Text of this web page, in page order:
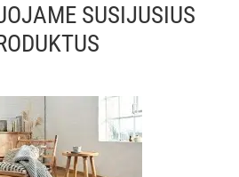
SUSIJUSIUS